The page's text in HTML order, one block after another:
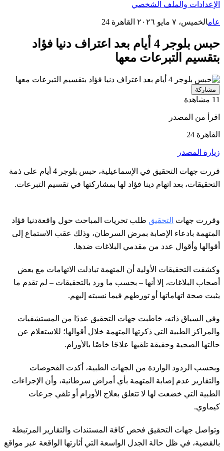
الإعدادات والملف الشخصي
عامالخميس، ٧ مايو ٢٠٢٦ القاهرة 24
حبس بلوجر 4 أيام بعد اعتراف دنيا فؤاد
بتقسيم التبرعات معها
مشاركة
11 مشاهدة
اقرأ من المصدر
القاهرة 24
زيارة المصدر
قررت جهات التحقيق في الإسماعيلية، حبس بلوجر 4 أيام على ذمة
التحقيقات، بعد اتهام دينا فؤاد لها بمشاركتها في تقسيم التبرعات.
وقررت جهات التحقيق طلب تحريات المباحث حول واقعةدنيا فؤاد
المتهمة بادعاء الإصابة بمرض السرطان، وذلك عقب الاستماع إلى
أقوالها وأقوال عدد من مقدمي البلاغات ضدها.
وكشفت التحقيقات الأولية أن المتهمة تبادلت الاتهامات مع بعض
أصحاب البلاغات، إلا أنها – بحسب ما ورد بالتحقيقات – لم تقدم ما
يثبت صحة اتهاماتها أو تورطهم فيما نسبته إليهم.
وفي السياق ذاته، خاطبت جهات التحقيق عددًا من المستشفيات
والمراكز الطبية التي ذكرتها المتهمة خلال أقوالها؛ للاستعلام عن
حالتها الصحية وحقيقة تلقيها علاجًا خاصًا بالأورام.
وبحسب الردود الواردة من الجهات الطبية، أكدت الفحوصات
والتقارير عدم إصابة المتهمة بأي أمراض سرطانية، وأن الإجراءات
الطبية التي خضعت لها لا تتعلق بعلاج الأورام أو تلقي جرعات
كيماوي.
وتواصل جهات التحقيق فحص كافة المستندات والتقارير المرتبطة
بالقضية، في ظل حالة الجدل الواسعة التي أثارتها الواقعة عبر مواقع